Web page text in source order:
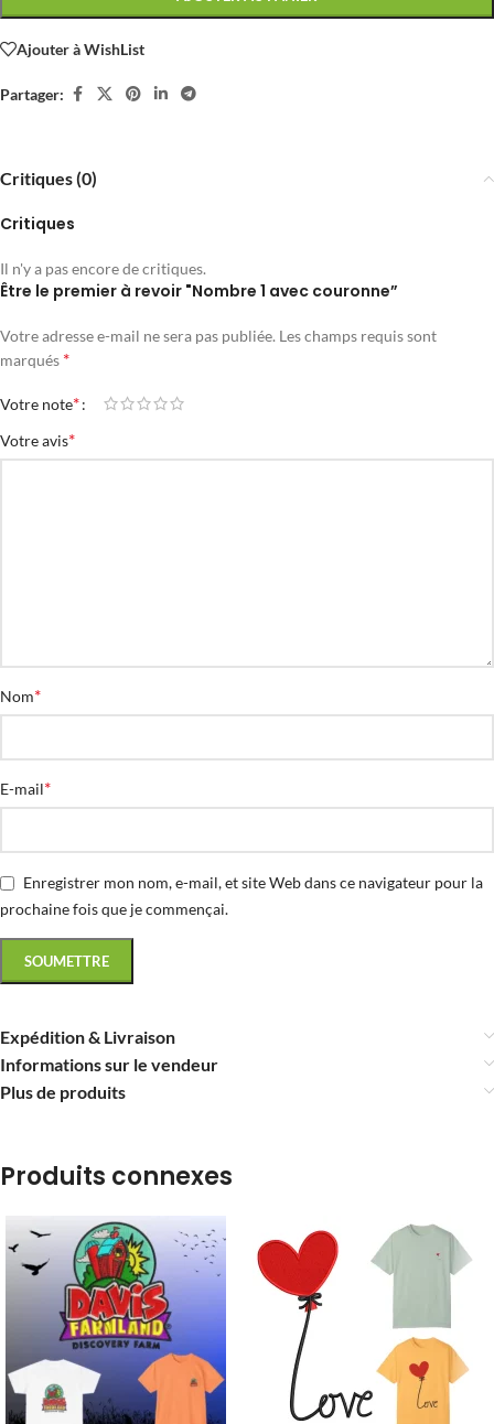
Ajouter à WishList
Partager:
Critiques (0)
Critiques
Il n'y a pas encore de critiques.
Être le premier à revoir "Nombre 1 avec couronne”
Votre adresse e-mail ne sera pas publiée. Les champs requis sont
marqués *
Votre note*
Votre avis*
Nom*
E-mail*
Enregistrer mon nom, e-mail, et site Web dans ce navigateur pour la
prochaine fois que je commençai.
Expédition & Livraison
Informations sur le vendeur
Plus de produits
Produits connexes